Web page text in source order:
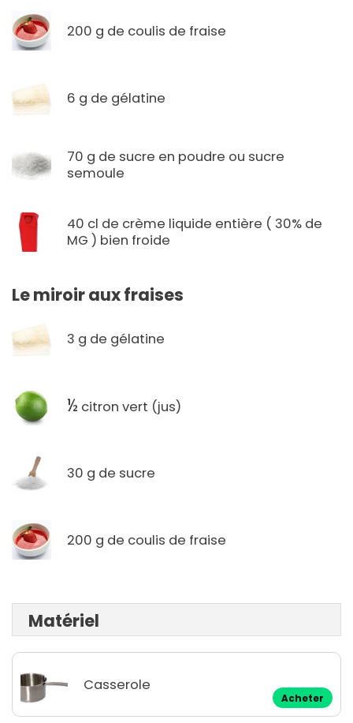
200 g de coulis de fraise
6 g de gélatine
70 g de sucre en poudre ou sucre
semoule
40 cl de crème liquide entière ( 30% de
MG ) bien froide
Le miroir aux fraises
3 g de gélatine
½ citron vert (jus)
30 g de sucre
200 g de coulis de fraise
Matériel
Casserole
Acheter